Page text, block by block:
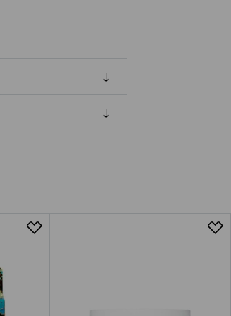
tulee olla ehjä.